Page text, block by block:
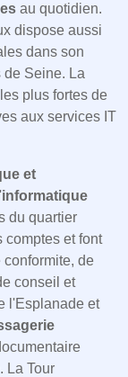
au quotidien.
dispose aussi
dans son
Seine. La
plus fortes de
aux services IT
et
informatique
du quartier
comptes et font
de
conseil et
l'Esplanade et
La Tour